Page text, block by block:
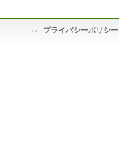
プライバシーポリシー